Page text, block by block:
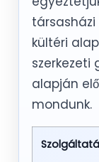
kültéri
szerkezeti
alapján
mondunk.